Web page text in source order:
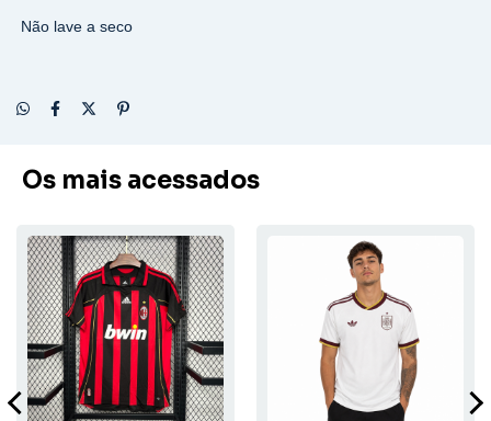
Não lave a seco
Os mais acessados